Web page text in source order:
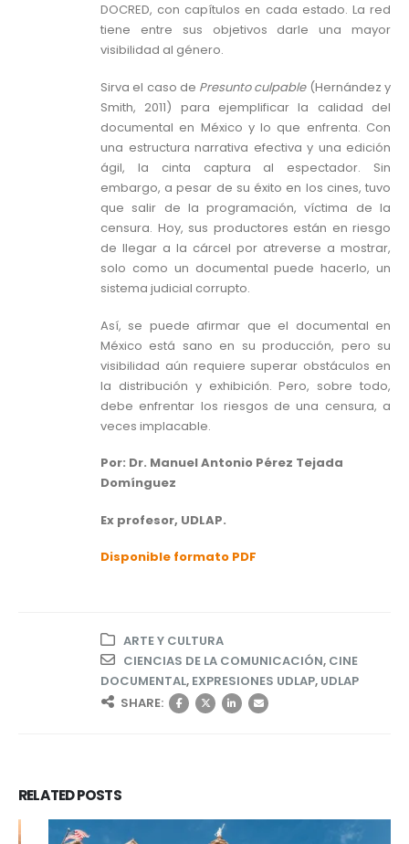
DOCRED, con capítulos en cada estado. La red
tiene entre sus objetivos darle una mayor
visibilidad al género.
Sirva el caso de Presunto culpable (Hernández y
Smith, 2011) para ejemplificar la calidad del
documental en México y lo que enfrenta. Con
una estructura narrativa efectiva y una edición
ágil, la cinta captura al espectador. Sin
embargo, a pesar de su éxito en los cines, tuvo
que salir de la programación, víctima de la
censura. Hoy, sus productores están en riesgo
de llegar a la cárcel por atreverse a mostrar,
solo como un documental puede hacerlo, un
sistema judicial corrupto.
Así, se puede afirmar que el documental en
México está sano en su producción, pero su
visibilidad aún requiere superar obstáculos en
la distribución y exhibición. Pero, sobre todo,
debe enfrentar los riesgos de una censura, a
veces implacable.
Por: Dr. Manuel Antonio Pérez Tejada
Domínguez
Ex profesor, UDLAP.
Disponible formato PDF
ARTE Y CULTURA
CIENCIAS DE LA COMUNICACIÓN, CINE
DOCUMENTAL, EXPRESIONES UDLAP, UDLAP
SHARE:
RELATEDPOSTS